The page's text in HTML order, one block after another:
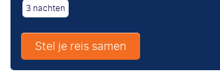
3 nachten
Stel je reis samen